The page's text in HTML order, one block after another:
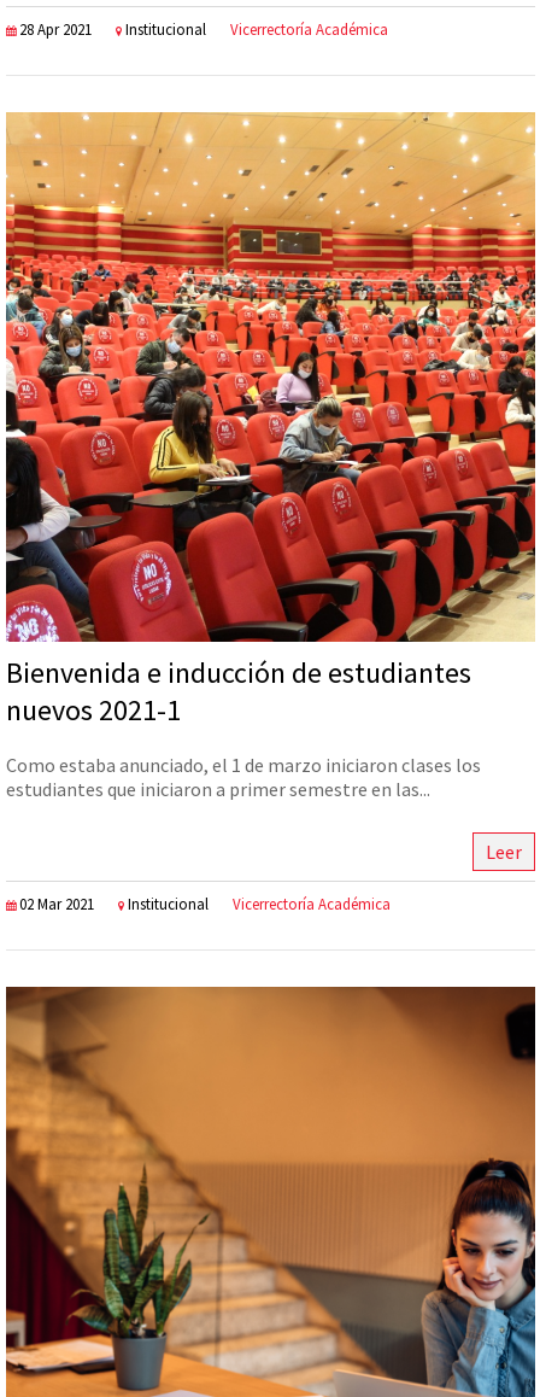
28 Apr 2021 Institucional Vicerrectoría Académica
Bienvenida e inducción de estudiantes
nuevos 2021-1
Como estaba anunciado, el 1 de marzo iniciaron clases los
estudiantes que iniciaron a primer semestre en las...
Leer
02 Mar 2021 Institucional Vicerrectoría Académica